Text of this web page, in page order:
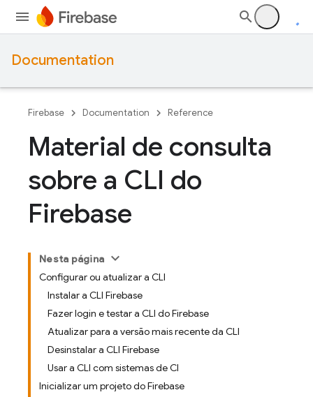
Documentation
Firebase Documentation Reference
Material de consulta
sobre a CLI do
Firebase
Nesta página
Configurar ou atualizar a CLI
Instalar a CLI Firebase
Fazer login e testar a CLI do Firebase
Atualizar para a versão mais recente da CLI
Desinstalar a CLI Firebase
Usar a CLI com sistemas de CI
Inicializar um projeto do Firebase